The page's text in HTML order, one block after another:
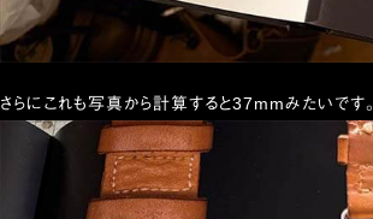
さらにこれも写真から計算すると37mmみたいです。